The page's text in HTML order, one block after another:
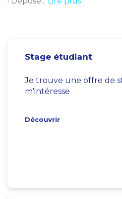
Stage étudiant
Je trouve une offre de
m'intéresse
Découvrir